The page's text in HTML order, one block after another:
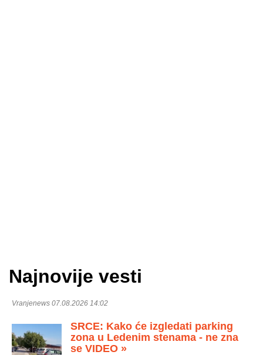
Najnovije vesti
Vranjenews 07.08.2026 14:02
SRCE: Kako će izgledati parking
zona u Ledenim stenama - ne zna
se VIDEO »